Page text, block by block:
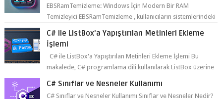
RAM kullanı...
C# ile ListBox'a Yapıştırılan Metinleri Ekleme
İşlemi
C# ile ListBox'a Yapıştırılan Metinleri Ekleme İşlemi Bu
makalede, C# programlama dili kullanılarak ListBox üzerine
yapıştırılan metin...
C# Sınıflar ve Nesneler Kullanımı
C# Sınıflar ve Nesneler Kullanımı Sınıflar ve Nesneler Nedir?
Kapsamlı Kılavuz Kullanım Alanları ve Örnekler Neden ve
Nasıl ...